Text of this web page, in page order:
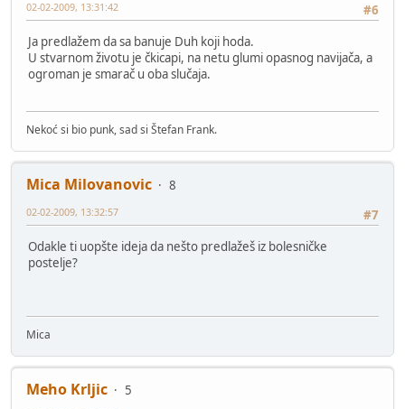
#6
02-02-2009, 13:31:42
Ja predlažem da sa banuje Duh koji hoda.
U stvarnom životu je čkicapi, na netu glumi opasnog navijača, a
ogroman je smarač u oba slučaja.
Nekoć si bio punk, sad si Štefan Frank.
Mica Milovanovic
8
#7
02-02-2009, 13:32:57
Odakle ti uopšte ideja da nešto predlažeš iz bolesničke
postelje?
Mica
Meho Krljic
5